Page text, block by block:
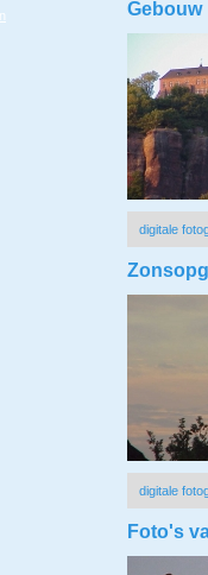
Gebouw
digitale
digitale
Foto's